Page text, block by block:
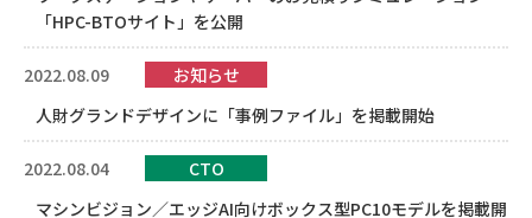
「HPC-BTOサイト」を公開
2022.08.09
お知らせ
人財グランドデザインに「事例ファイル」を掲載開始
2022.08.04
CTO
マシンビジョン／エッジAI向けボックス型PC10モデルを掲載開